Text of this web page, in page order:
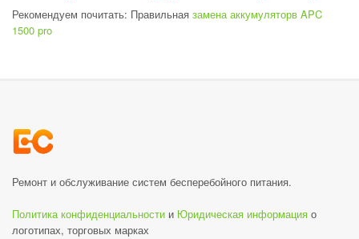
Рекомендуем почитать: Правильная замена аккумуляторв APC
1500 pro
Ремонт и обслуживание систем бесперебойного питания.
Политика конфиденциальности и Юридическая информация о
логотипах, торговых марках